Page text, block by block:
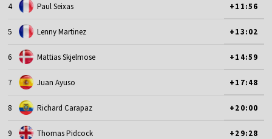
4 Paul Seixas +11:56
5 Lenny Martinez +13:02
6 Mattias Skjelmose +14:59
7 Juan Ayuso +17:48
8 Richard Carapaz +20:00
9 Thomas Pidcock +29:28